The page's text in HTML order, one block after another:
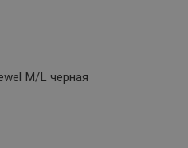
M/L черная